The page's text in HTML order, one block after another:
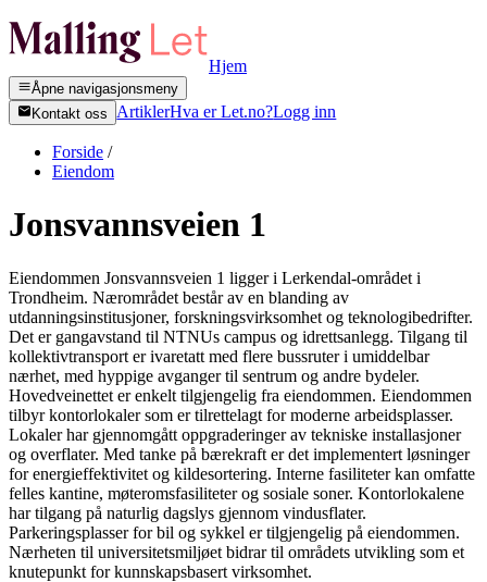
Hjem
Åpne navigasjonsmeny
Kontakt oss
ArtiklerHva er Let.no?Logg inn
Forside /
Eiendom
Jonsvannsveien 1
Eiendommen Jonsvannsveien 1 ligger i Lerkendal-området i
Trondheim. Nærområdet består av en blanding av
utdanningsinstitusjoner, forskningsvirksomhet og teknologibedrifter.
Det er gangavstand til NTNUs campus og idrettsanlegg. Tilgang til
kollektivtransport er ivaretatt med flere bussruter i umiddelbar
nærhet, med hyppige avganger til sentrum og andre bydeler.
Hovedveinettet er enkelt tilgjengelig fra eiendommen. Eiendommen
tilbyr kontorlokaler som er tilrettelagt for moderne arbeidsplasser.
Lokaler har gjennomgått oppgraderinger av tekniske installasjoner
og overflater. Med tanke på bærekraft er det implementert løsninger
for energieffektivitet og kildesortering. Interne fasiliteter kan omfatte
felles kantine, møteromsfasiliteter og sosiale soner. Kontorlokalene
har tilgang på naturlig dagslys gjennom vindusflater.
Parkeringsplasser for bil og sykkel er tilgjengelig på eiendommen.
Nærheten til universitetsmiljøet bidrar til områdets utvikling som et
knutepunkt for kunnskapsbasert virksomhet.